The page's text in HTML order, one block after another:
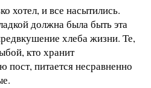
хотел, и все насытились.
должна была быть эта
хлеба жизни. Те,
кто хранит
пост, питается несравненно